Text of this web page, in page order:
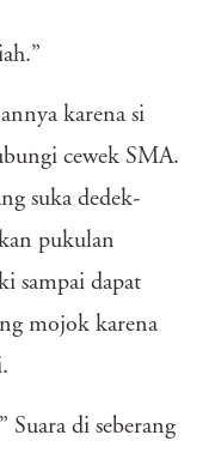
karena si
cewek SMA.
suka dedek-
pukulan
sampai dapat
mojok karena
di seberang